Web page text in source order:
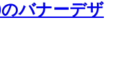
のバナーデザ